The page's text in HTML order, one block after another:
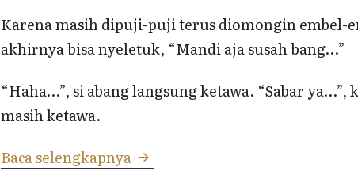
Karena masih dipuji-puji terus diomongin embel-
akhirnya bisa nyeletuk, “Mandi aja susah bang…”
“Haha…”, si abang langsung ketawa. “Sabar ya…”,
masih ketawa.
Baca selengkapnya Mandi Aja Susah…